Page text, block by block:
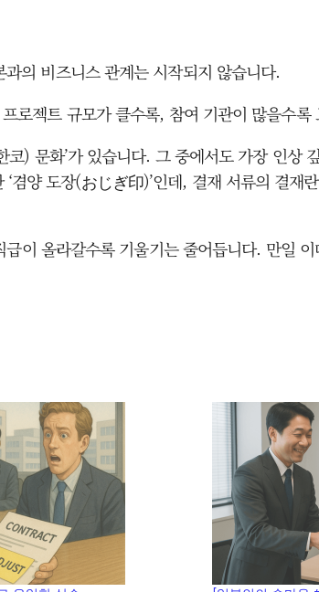
의 비즈니스 관계는 시작되지 않습니다.
로젝트 규모가 클수록, 참여 기관이 많을수록
) 문화’가 있습니다. 그 중에서도 가장 인상
겸양 도장(おじぎ印)’인데, 결재 서류의 결
이 올라갈수록 기울기는 줄어듭니다. 만일